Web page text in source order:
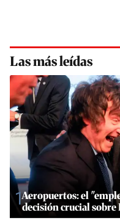
Las más leídas
1Aeropuertos: el
decisión crucial sobre